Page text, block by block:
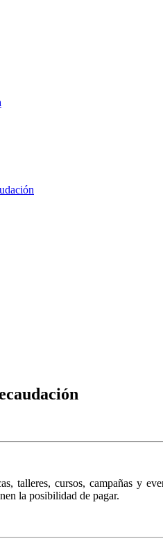
talleres, cursos, campañas y
la posibilidad de pagar.